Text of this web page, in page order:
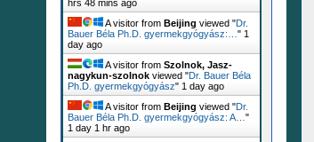
hrs 48 mins ago
A visitor from Beijing viewed "Dr.
Bauer Béla Ph.D. gyermekgyógyász:… " 1
day ago
A visitor from Szolnok, Jasz-
nagykun-szolnok viewed "Dr. Bauer Béla
Ph.D. gyermekgyógyász" 1 day ago
A visitor from Beijing viewed "Dr.
Bauer Béla Ph.D. gyermekgyógyász: A… "
1 day 1 hr ago